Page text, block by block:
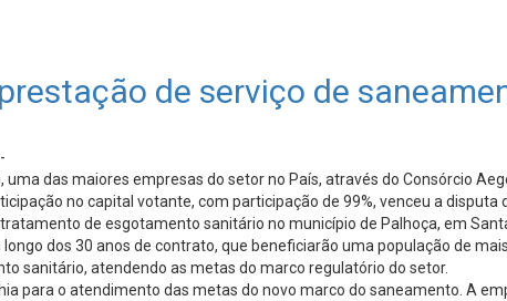
de serviço de
das maiores empresas do setor no País, através do Consórcio
no capital votante, com participação de 99%, venceu a
de esgotamento sanitário no município de Palhoça, em
dos 30 anos de contrato, que beneficiarão uma população de
sanitário, atendendo as metas do marco regulatório do setor.
para o atendimento das metas do novo marco do saneamento. A